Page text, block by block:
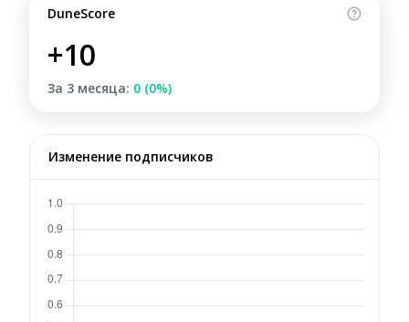
DuneScore
+10
За 3 месяца: 0 (0%)
Изменение подписчиков